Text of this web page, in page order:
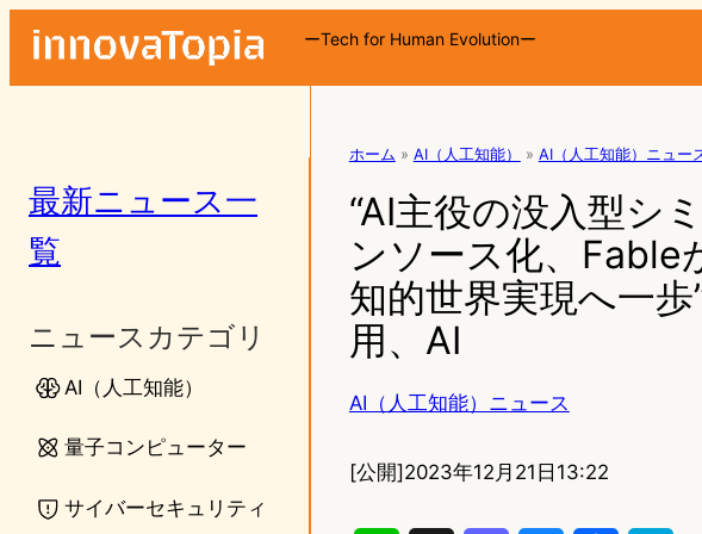
ーTech for Human Evolutionー
最新ニュース一
覧
ニュースカテゴリ
AI（人工知能）
量子コンピューター
サイバーセキュリティ
ホーム » AI（人工知能） » AI（人工知能）ニュー
“AI主役の没入型シ
ンソース化、Fable
知的世界実現へ一
用、AI
AI（人工知能）ニュース
[公開]2023年12月21日13:22